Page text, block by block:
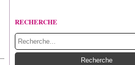
RECHERCHE